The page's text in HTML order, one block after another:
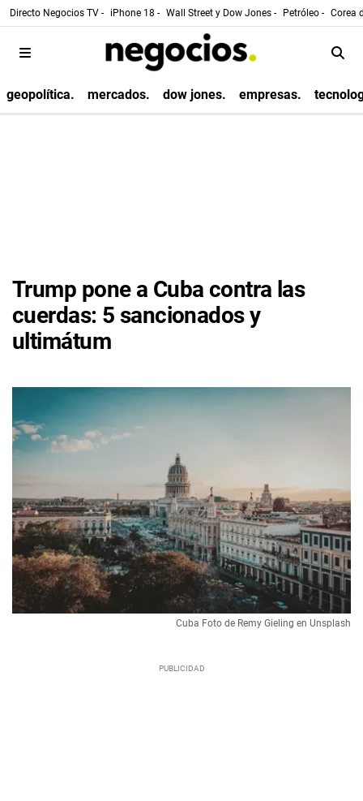
Directo Negocios TV - iPhone 18 - Wall Street y Dow Jones - Petróleo - Corea
geopolítica. mercados. dow jones. empresas.
Trump pone a Cuba contra las
cuerdas: 5 sancionados y
ultimátum
Cuba Foto de Remy Gieling en Unsplash